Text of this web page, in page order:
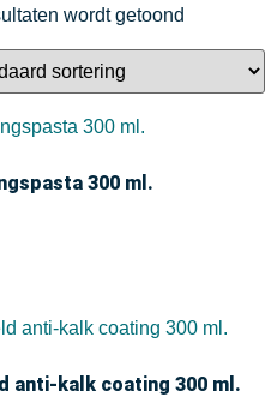
wordt getoond
300 ml.
anti-kalk coating 300 ml.